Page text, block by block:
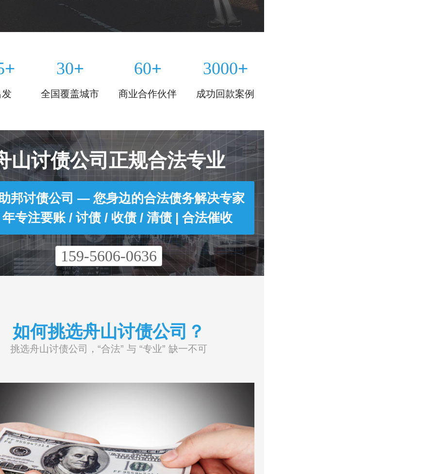
+
发
30+
全国覆盖城市
60+
商业合作伙伴
3000+
成功回款案例
山讨债公司正规合法专业
邦讨债公司 — 您身边的合法债务解决专家
专注要账 / 讨债 / 收债 / 清债 | 合法催收
159-5606-0636
如何挑选舟山讨债公司？
挑选舟山讨债公司，“合法” 与 “专业” 缺一不可